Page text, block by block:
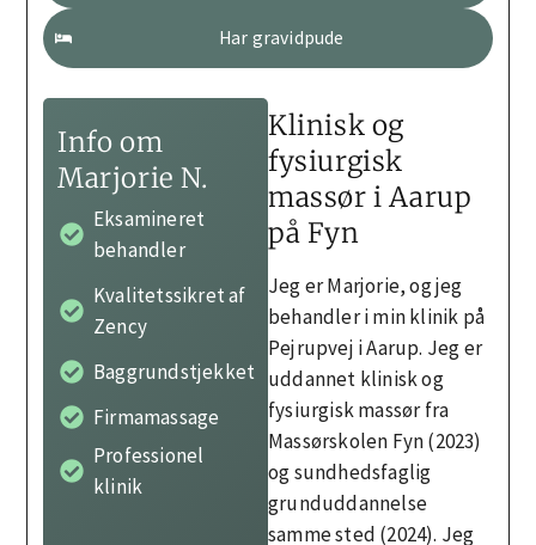
Har gravidpude
Info om
Marjorie N.
Eksamineret
behandler
Kvalitetssikret af
Zency
Baggrundstjekket
Firmamassage
Professionel
klinik
Klinisk og
fysiurgisk
massør i Aarup
på Fyn
Jeg er Marjorie, og jeg
behandler i min klinik på
Pejrupvej i Aarup. Jeg er
uddannet klinisk og
fysiurgisk massør fra
Massørskolen Fyn (2023)
og sundhedsfaglig
grunduddannelse
samme sted (2024). Jeg